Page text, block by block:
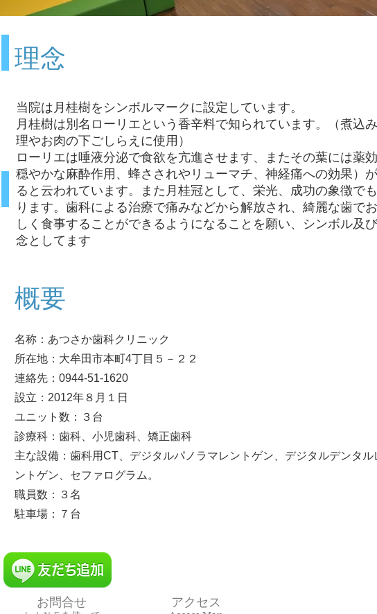
理念
当院は月桂樹をシンボルマークに設定しています。
月桂樹は別名ローリエという香辛料で知られています。（煮込
理やお肉の下ごしらえに使用）
ローリエは唾液分泌で食欲を亢進させます、またその葉には薬
穏やかな麻酔作用、蜂さされやリューマチ、神経痛への効果）
ると云われています。また月桂冠として、栄光、成功の象徴で
ります。歯科による治療で痛みなどから解放され、綺麗な歯で
しく食事することができるようになることを願い、シンボル及
念としてます
概要
名称：あつさか歯科クリニック
所在地：大牟田市本町4丁目５－２２
連絡先：0944-51-1620
設立： 2012年８月１日
ユニット数：３台
診療科：歯科、小児歯科、矯正歯科
主な設備：歯科用CT、デジタルパノラマレントゲン、デジタルデンタル
ントゲン 、セファログラム。
職員数：３名
駐車場：７台
お問合せ アクセス